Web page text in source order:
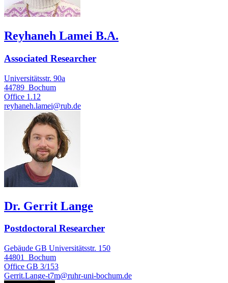
Reyhaneh Lamei B.A.
Associated Researcher
Universitätsstr. 90a
44789 Bochum
Office 1.12
reyhaneh.lamei@rub.de
Dr. Gerrit Lange
Postdoctoral Researcher
Gebäude GB Universitätsstr. 150
44801
Bochum
Office GB 3/153
Gerrit.Lange-t7m@ruhr-uni-bochum.de